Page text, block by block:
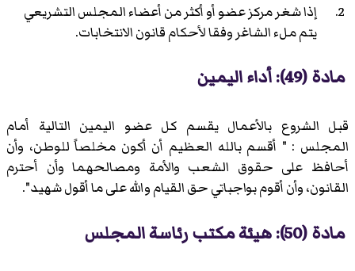
إذا شغر مركز عضو أو أكثر من أعضاء المجلس التشريعي
يتم ملء الشاغر وفقا لأحكام قانون الانتخابات.
مادة (49): أداء اليمين
قبل الشروع بالأعمال يقسم كل عضو اليمين التالية أمام
المجلس : " أقسم بالله العظيم أن أكون مخلصاً للوطن، وأن
أحافظ على حقوق الشعب والأمة ومصالحهما وأن أحترم
القانون، وأن أقوم بواجباتي حق القيام والله على ما أقول شهيد".
مادة (50): هيئة مكتب رئاسة المجلس